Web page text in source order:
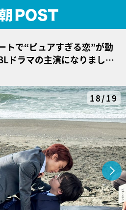
トで“ピュアすぎる恋”が動
ドラマの主演になりまし
18/19